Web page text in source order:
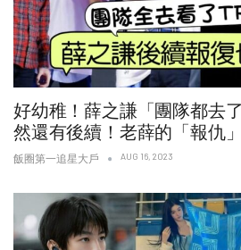
好幼稚！薛之謙「團隊都去了
然還有後續！老薛的「報仇
飯圈第一追星大戶 AUG 16, 2023